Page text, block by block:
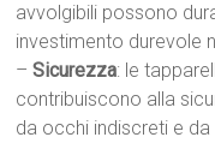
avvolgibili possono
investimento durevole
–Sicurezza: le
contribuiscono alla
da occhi indiscreti e da